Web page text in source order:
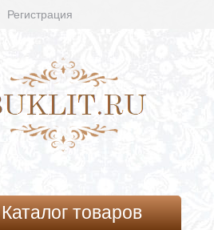
Регистрация
Каталог товаров